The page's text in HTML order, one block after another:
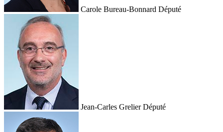
Carole Bureau-Bonnard Député
Jean-Carles Grelier Député